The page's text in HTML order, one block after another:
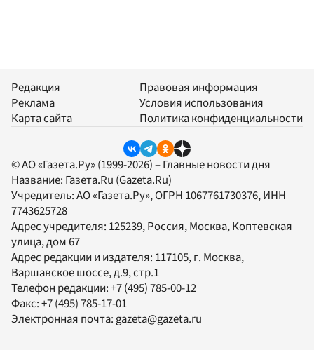
Редакция
Реклама
Карта сайта
Правовая информация
Условия использования
Политика конфиденциальности
© АО «Газета.Ру» (1999-2026) – Главные новости дня
Название: Газета.Ru (Gazeta.Ru)
Учредитель:АО «Газета.Ру», ОГРН 1067761730376, ИНН
7743625728
Адрес учредителя: 125239, Россия, Москва, Коптевская
улица, дом 67
Адрес редакции и издателя: 117105, г. Москва,
Варшавское шоссе, д.9, стр.1
Телефон редакции:+7 (495) 785-00-12
Факс:+7 (495) 785-17-01
Электронная почта: gazeta@gazeta.ru